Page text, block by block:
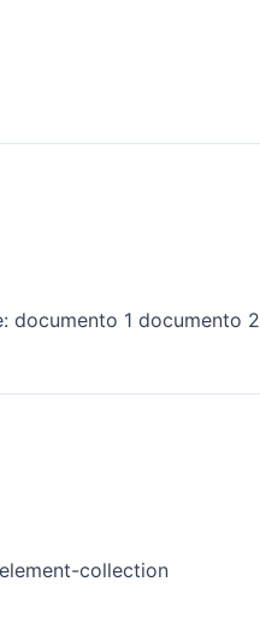
1 documento 2
collection